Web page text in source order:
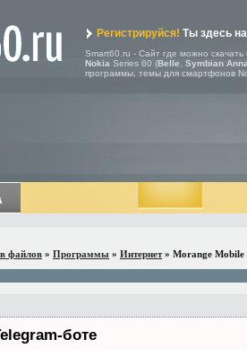
Регистрируйся! Ты здесь
Smart60.ru - Сайт где можно скачать
Nokia Series 60 (Belle Symbian Anna
программы, темы для смартфонов
файлов » Программы » Интернет» Morange Mobile
боте